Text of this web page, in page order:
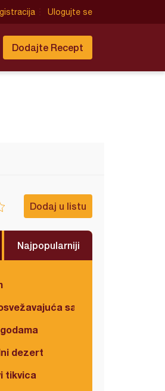
Ulogujte se
Dodajte Recept
Dodaj u listu
Najpopularniji
salata
dezert
tikvica